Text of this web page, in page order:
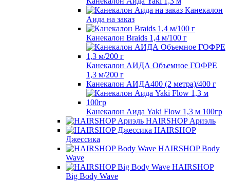
Канекалон
Аида на заказ
Канекалон Braids 1,4 м/100 г
Канекалон АИДА Объемное ГОФРЕ
1,3 м/200 г
Канекалон АИДА400 (2 метра)/400 г
Канекалон Аида Yaki Flow 1,3 м 100гр
HAIRSHOP Ариэль
HAIRSHOP
Джессика
HAIRSHOP Body
Wave
HAIRSHOP
Big Body Wave